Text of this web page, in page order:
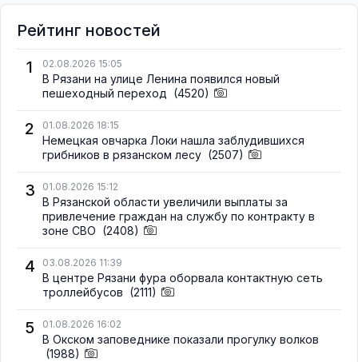
Рейтинг новостей
1
02.08.2026 15:05
В Рязани на улице Ленина появился новый
пешеходный переход (4520)
2 01.08.2026 18:15
Немецкая овчарка Локи нашла заблудившихся
грибников в рязанском лесу (2507)
3 01.08.2026 15:12
В Рязанской области увеличили выплаты за
привлечение граждан на службу по контракту в
зоне СВО (2408)
4 03.08.2026 11:39
В центре Рязани фура оборвала контактную сеть
троллейбусов (2111)
5 01.08.2026 16:02
В Окском заповеднике показали прогулку волков
(1988)